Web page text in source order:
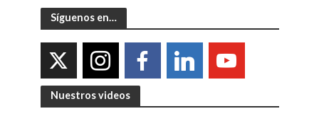
Síguenos en…
Nuestros videos